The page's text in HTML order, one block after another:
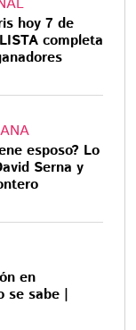
hoy 7 de
completa
esposo? Lo
Serna y
en
se sabe |